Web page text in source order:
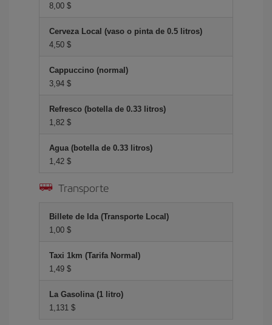
8,00 $
Cerveza Local (vaso o pinta de 0.5 litros)
4,50 $
Cappuccino (normal)
3,94 $
Refresco (botella de 0.33 litros)
1,82 $
Agua (botella de 0.33 litros)
1,42 $
Transporte
Billete de Ida (Transporte Local)
1,00 $
Taxi 1km (Tarifa Normal)
1,49 $
La Gasolina (1 litro)
1,131 $